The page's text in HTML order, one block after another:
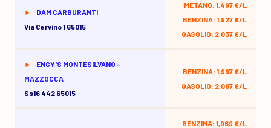
DAM CARBURANTI
Via Cervino 1 65015
METANO: 1,497 €/L
BENZINA: 1,927 €/L
GASOLIO: 2,037 €/L
ENGY'S MONTESILVANO -
MAZZOCCA
Ss16 442 65015
BENZINA: 1,997 €/L
GASOLIO: 2,087 €/L
BENZINA: 1,969 €/L